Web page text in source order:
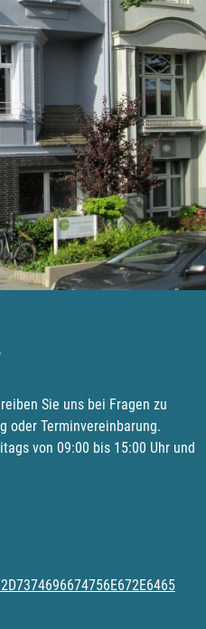
Sie uns bei Fragen zu
oder Terminvereinbarung.
von 09:00 bis 15:00 Uhr und